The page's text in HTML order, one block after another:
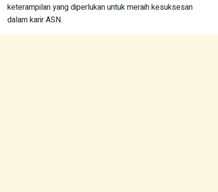
keterampilan yang diperlukan untuk meraih kesuksesan
dalam karir ASN.